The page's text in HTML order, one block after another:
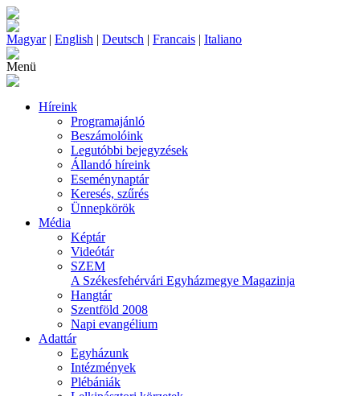
Magyar| English | Deutsch | Francais | Italiano
Menü
Híreink
Programajánló
Beszámolóink
Legutóbbi bejegyzések
Állandó híreink
Eseménynaptár
Keresés, szűrés
Ünnepkörök
Média
Képtár
Videótár
SZEM
A Székesfehérvári Egyházmegye Magazinja
Hangtár
Szentföld 2008
Napi evangélium
Adattár
Egyházunk
Intézmények
Plébániák